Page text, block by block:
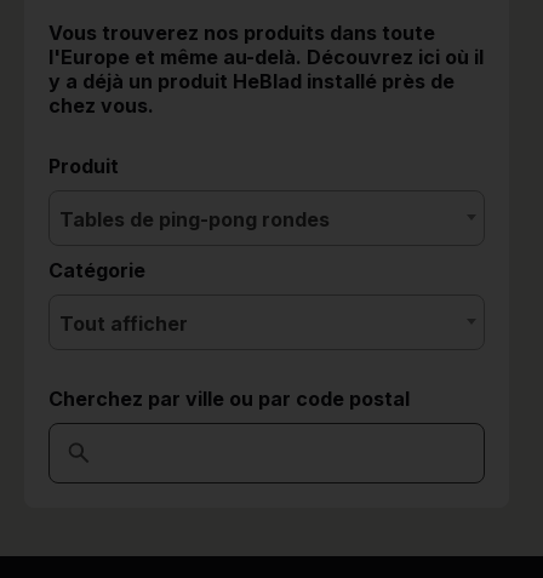
Vous trouverez nos produits dans toute
l'Europe et même au-delà. Découvrez ici où il
y a déjà un produit HeBlad installé près de
chez vous.
Produit
Tables de ping-pong rondes
Catégorie
Tout afficher
Cherchez par ville ou par code postal